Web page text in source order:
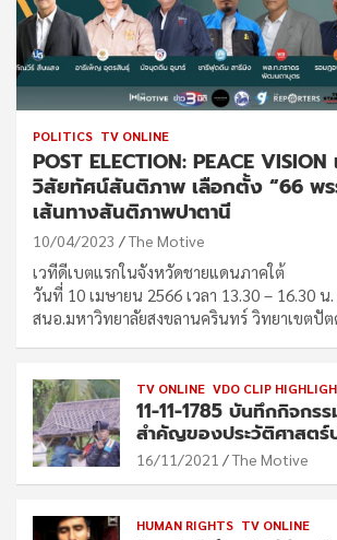
POLITICS TV ONLINE
POST ELECTION: PEACE
วิสัยทัศน์สันติภาพ เลือกตั้ง “66 พร
เส้นทางสันติภาพปาตานี
10/04/2023 The Motive
เวทีดีเบตแรกในจังหวัดชายแดนภาคใต้
วันที่ 10 เมษายน 2566 เวลา 13.30 – 16.30
สนอ.มหาวิทยาลัยสงขลานครินทร์ วิทยาเขตปั
TV ONLINE VDO CLIP
11-11-1785 บันทึกกิจกร
สำคัญของประวัติศาสตร์
16/11/2021 The Motive
HUMAN RIGHTS TV ONLINE